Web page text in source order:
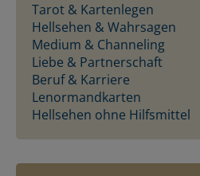
Tarot & Kartenlegen
Hellsehen & Wahrsagen
Medium & Channeling
Liebe & Partnerschaft
Beruf & Karriere
Lenormandkarten
Hellsehen ohne Hilfsmittel